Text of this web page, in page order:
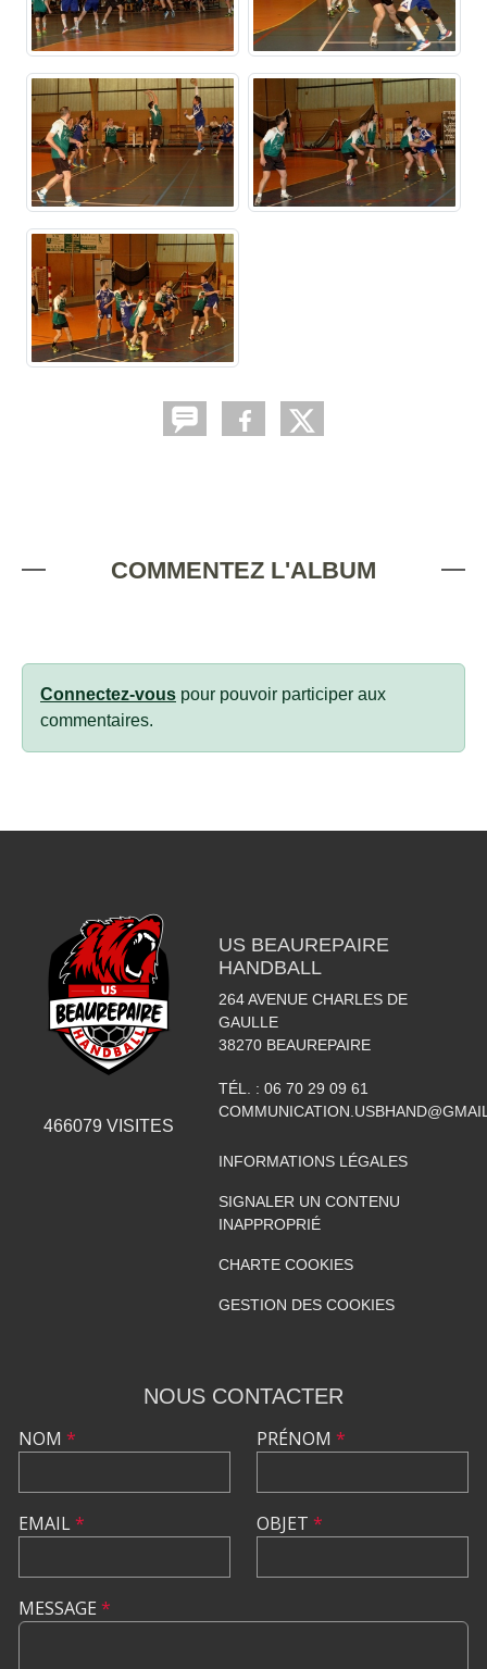
COMMENTEZ L'ALBUM
Connectez-vous pour pouvoir participer aux
commentaires.
466079 VISITES
US BEAUREPAIRE
HANDBALL
264 AVENUE CHARLES DE
GAULLE
38270 BEAUREPAIRE
TÉL. : 06 70 29 09 61
INFORMATIONS LÉGALES
SIGNALER UN CONTENU
INAPPROPRIÉ
CHARTE COOKIES
GESTION DES COOKIES
NOUS CONTACTER
NOM *
EMAIL*
PRÉNOM *
OBJET *
MESSAGE *